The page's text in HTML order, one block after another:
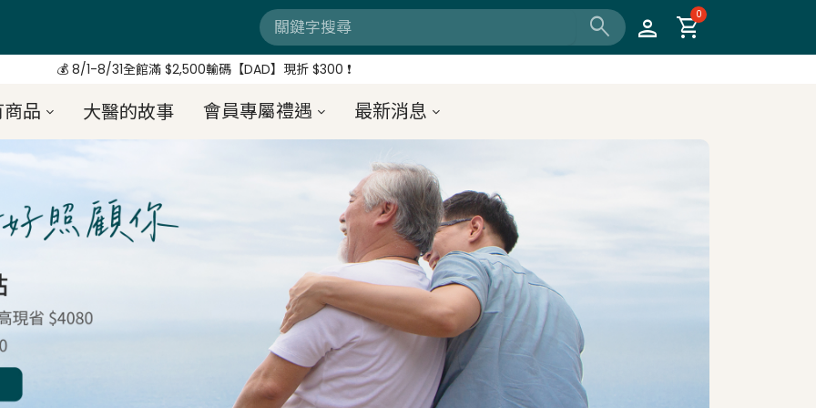
search person shopping_cart
0
品 大醫的故事 會員專屬禮遇 最新消息
🔦 好評延長❗️ 滿 $3,800 + $520加購 Neoflam湯鍋
【8/3-8/10 爸氣補給站】 全站紅利享8%
💰 8/1-8/31全館滿 $2,500輸碼【DAD】現折 $300 ❗
🔦 好評延長❗️ 滿 $3,800 + $520加購 Neoflam湯鍋